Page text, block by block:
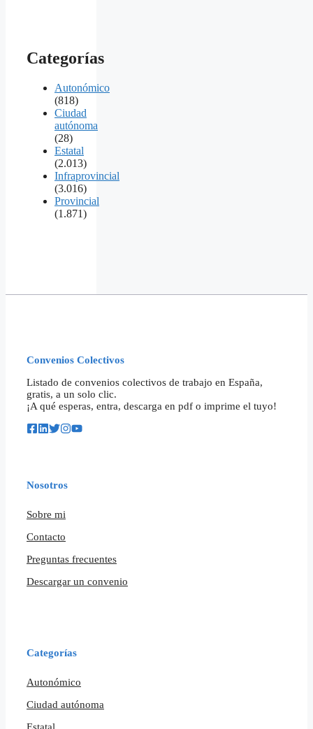
Categorías
Autonómico
(818)
Ciudad
autónoma
(28)
Estatal
(2.013)
Infraprovincial
(3.016)
Provincial
(1.871)
Convenios Colectivos
Listado de convenios colectivos de trabajo en España,
gratis, a un solo clic.
¡A qué esperas, entra, descarga en pdf o imprime el tuyo!
Nosotros
Sobre mi
Contacto
Preguntas frecuentes
Descargar un convenio
Categorías
Autonómico
Ciudad autónoma